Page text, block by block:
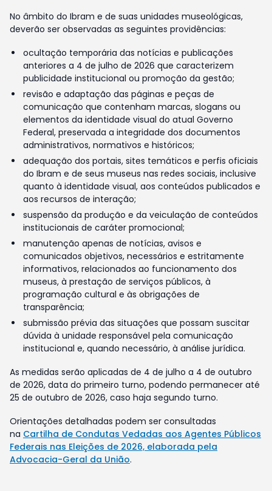
No âmbito do Ibram e de suas unidades museológicas,
deverão ser observadas as seguintes providências:
ocultação temporária das notícias e publicações
anteriores a 4 de julho de 2026 que caracterizem
publicidade institucional ou promoção da gestão;
revisão e adaptação das páginas e peças de
comunicação que contenham marcas, slogans ou
elementos da identidade visual do atual Governo
Federal, preservada a integridade dos documentos
administrativos, normativos e históricos;
adequação dos portais, sites temáticos e perfis oficiais
do Ibram e de seus museus nas redes sociais, inclusive
quanto à identidade visual, aos conteúdos publicados e
aos recursos de interação;
suspensão da produção e da veiculação de conteúdos
institucionais de caráter promocional;
manutenção apenas de notícias, avisos e
comunicados objetivos, necessários e estritamente
informativos, relacionados ao funcionamento dos
museus, à prestação de serviços públicos, à
programação cultural e às obrigações de
transparência;
submissão prévia das situações que possam suscitar
dúvida à unidade responsável pela comunicação
institucional e, quando necessário, à análise jurídica.
As medidas serão aplicadas de 4 de julho a 4 de outubro
de 2026, data do primeiro turno, podendo permanecer até
25 de outubro de 2026, caso haja segundo turno.
Orientações detalhadas podem ser consultadas
na Cartilha de Condutas Vedadas aos Agentes Públicos
Federais nas Eleições de 2026, elaborada pela
Advocacia-Geral da União.